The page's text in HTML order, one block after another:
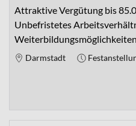
Attraktive Vergütung bis
Unbefristetes
Darmstadt